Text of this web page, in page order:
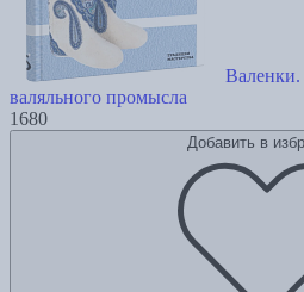
валяльного промысла
1680
Добавить в